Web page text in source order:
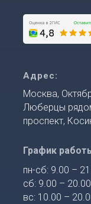
Адрес:
Москва,
Люберцы
проспект,
График
пн-сб: 9.00 –
сб: 9.00 – 20.00
вс: 10.00 –